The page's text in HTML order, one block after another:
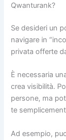
Qwanturank?
Se desideri un
navigare in
privata offerte
È necessaria
crea visibilità.
persone, ma
te
Ad esempio,